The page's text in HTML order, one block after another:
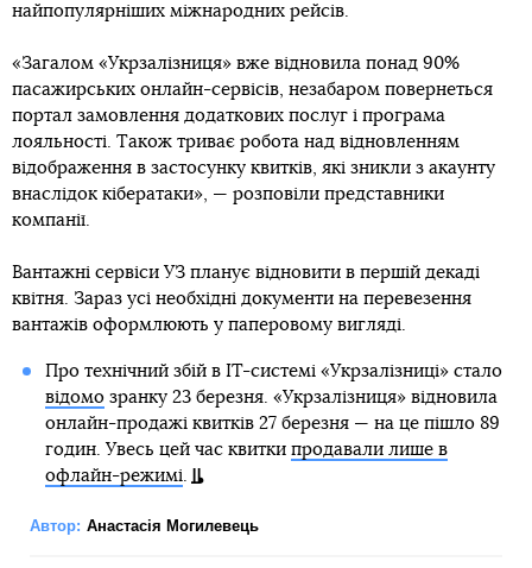
найпопулярніших міжнародних рейсів.
«Загалом «Укрзалізниця» вже відновила понад 90%
пасажирських онлайн-сервісів, незабаром повернеться
портал замовлення додаткових послуг і програма
лояльності. Також триває робота над відновленням
відображення в застосунку квитків, які зникли з акаунту
внаслідок кібератаки», — розповіли представники
компанії.
Вантажні сервіси УЗ планує відновити в першій декаді
квітня. Зараз усі необхідні документи на перевезення
вантажів оформлюють у паперовому вигляді.
Про технічний збій в IT-системі «Укрзалізниці» стало
відомозранку 23 березня. «Укрзалізниця» відновила
онлайн-продажі квитків 27 березня — на це пішло 89
годин. Увесь цей час квитки продавали лише в
офлайн-режимі
Автор: Анастасія Могилевець